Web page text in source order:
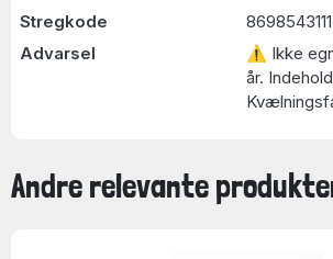
Stregkode
Advarsel
⚠ Ikke
år.
Andre relevante